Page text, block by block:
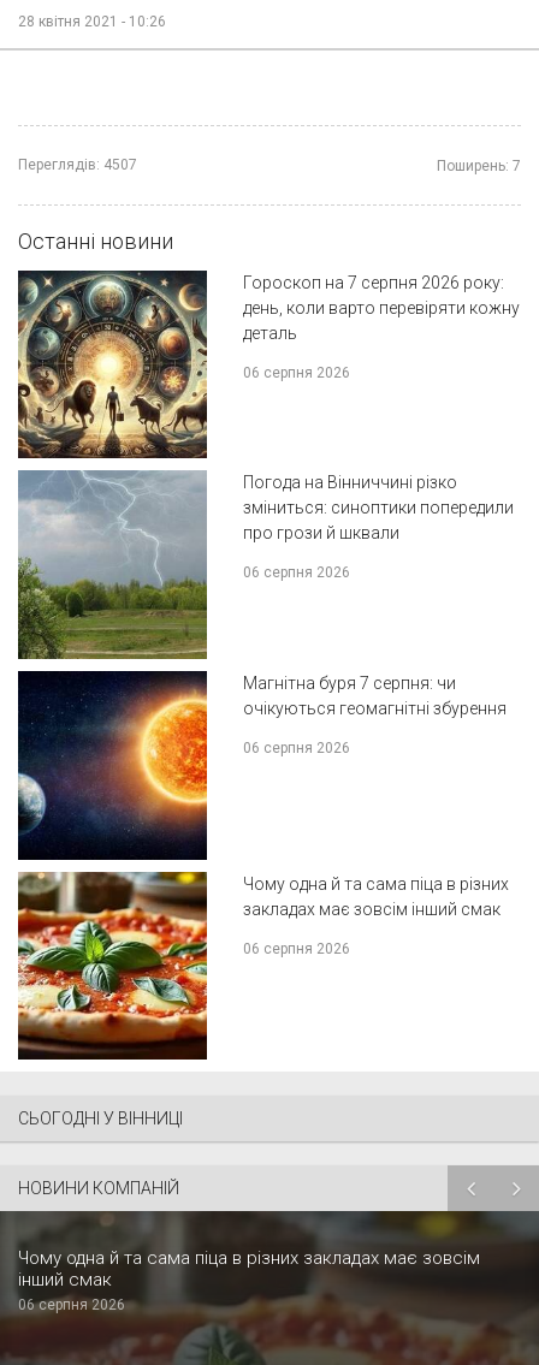
28 квітня 2021 - 10:26
Переглядів: 4507 Поширень: 7
Останні новини
Гороскоп на 7 серпня 2026 року:
день, коли варто перевіряти кожну
деталь
06 серпня 2026
Погода на Вінниччині різко
зміниться: синоптики попередили
про грози й шквали
06 серпня 2026
Магнітна буря 7 серпня: чи
очікуються геомагнітні збурення
06 серпня 2026
Чому одна й та сама піца в різних
закладах має зовсім інший смак
06 серпня 2026
СЬОГОДНІ У ВІННИЦІ
НОВИНИ КОМПАНІЙ
Чому одна й та сама піца в різних закладах має зовсім
інший смак
06 серпня 2026